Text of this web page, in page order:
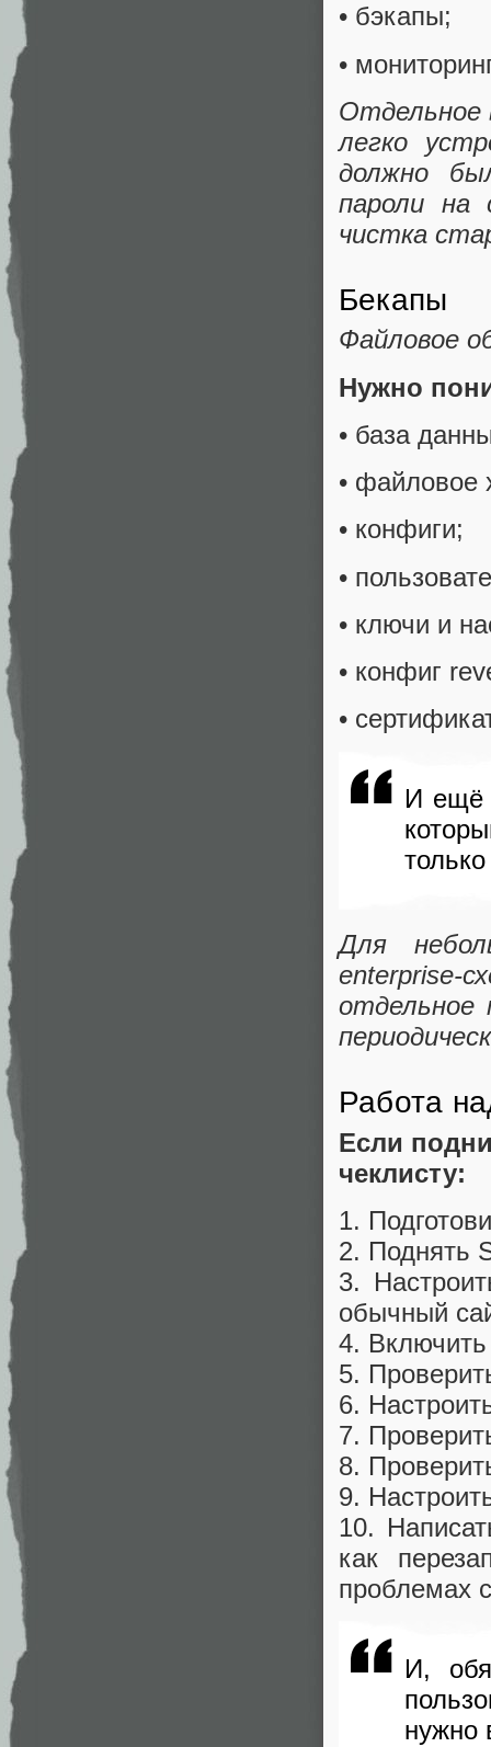
• бэкапы;
•
Отдельное
легко
должно
пароли на
чистка
Бекапы
Файловое
Нужно
• база
• файловое
• конфиги;
•
• ключи и
• конфиг
•
И ещё
Для
отдельное
Работа
Если
чеклисту:
1.
2. Поднять
3.
обычный
4.
5.
6.
7.
8.
9.
10.
как
проблемах
И,
нужно